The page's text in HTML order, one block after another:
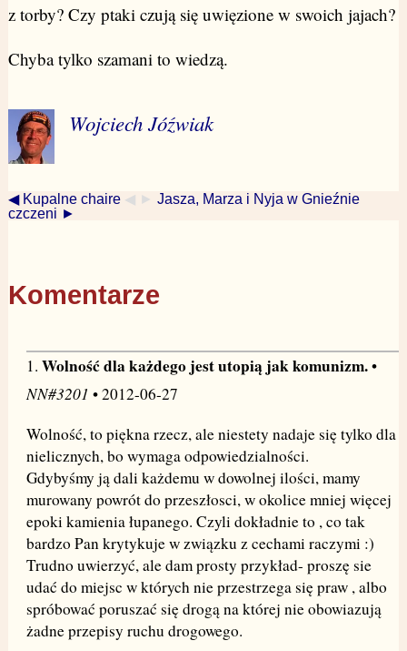
z torby? Czy ptaki czują się uwięzione w swoich jajach?
Chyba tylko szamani to wiedzą.
Wojciech Jóźwiak
◀ Kupalne chaire ◀ ► Jasza, Marza i Nyja w Gnieźnie
czczeni ►
Komentarze
1. Wolność dla każdego jest utopią jak komunizm.•
NN#3201 • 2012-06-27
Wolność, to piękna rzecz, ale niestety nadaje się tylko dla
nielicznych, bo wymaga odpowiedzialności.
Gdybyśmy ją dali każdemu w dowolnej ilości, mamy
murowany powrót do przeszłosci, w okolice mniej więcej
epoki kamienia łupanego. Czyli dokładnie to , co tak
bardzo Pan krytykuje w związku z cechami raczymi :)
Trudno uwierzyć, ale dam prosty przykład- proszę sie
udać do miejsc w których nie przestrzega się praw , albo
spróbować poruszać się drogą na której nie obowiazują
żadne przepisy ruchu drogowego.